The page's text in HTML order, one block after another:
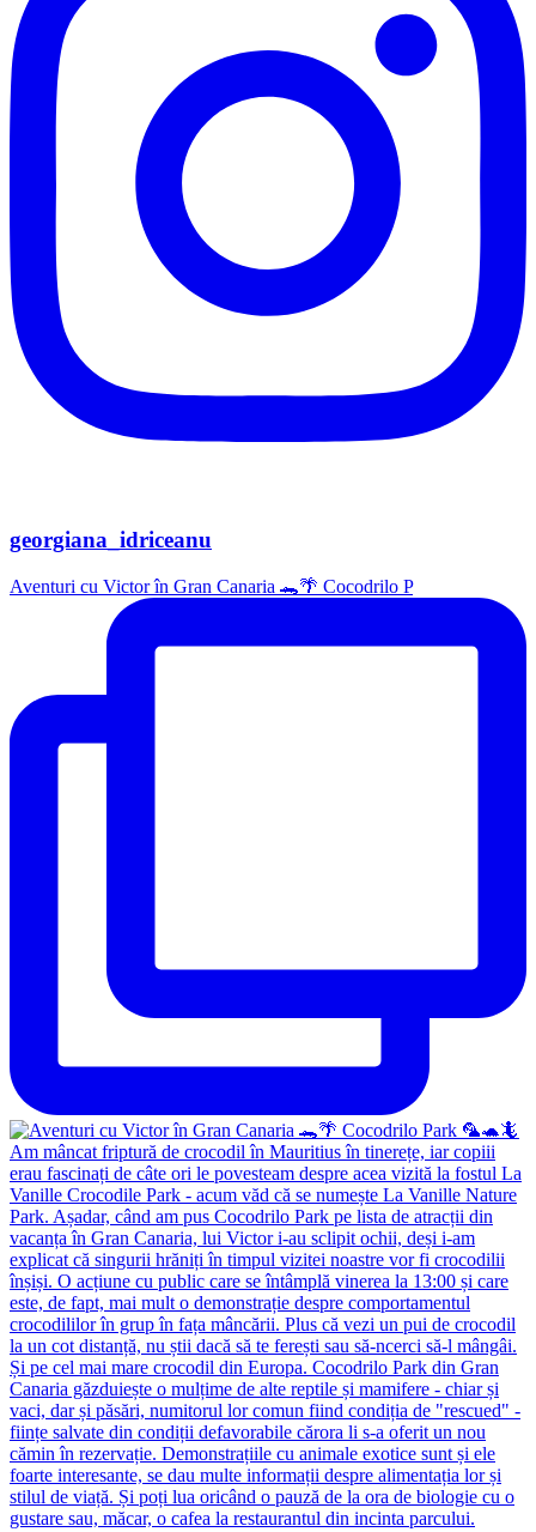
georgiana_idriceanu
Aventuri cu Victor în Gran Canaria 🐊🌴 Cocodrilo P